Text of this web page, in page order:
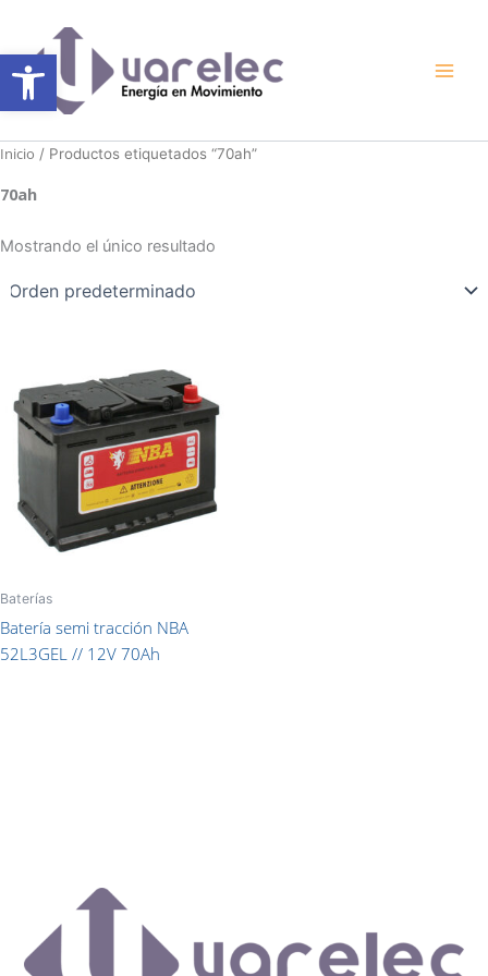
Abrir barra de herramientas
contenido
Inicio / Productos etiquetados “70ah”
70ah
Mostrando el único resultado
Baterías
Batería semi tracción NBA
52L3GEL // 12V 70Ah